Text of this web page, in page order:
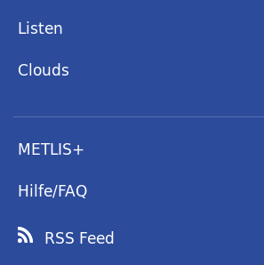
Listen
Clouds
METLIS+
Hilfe/FAQ
RSS Feed